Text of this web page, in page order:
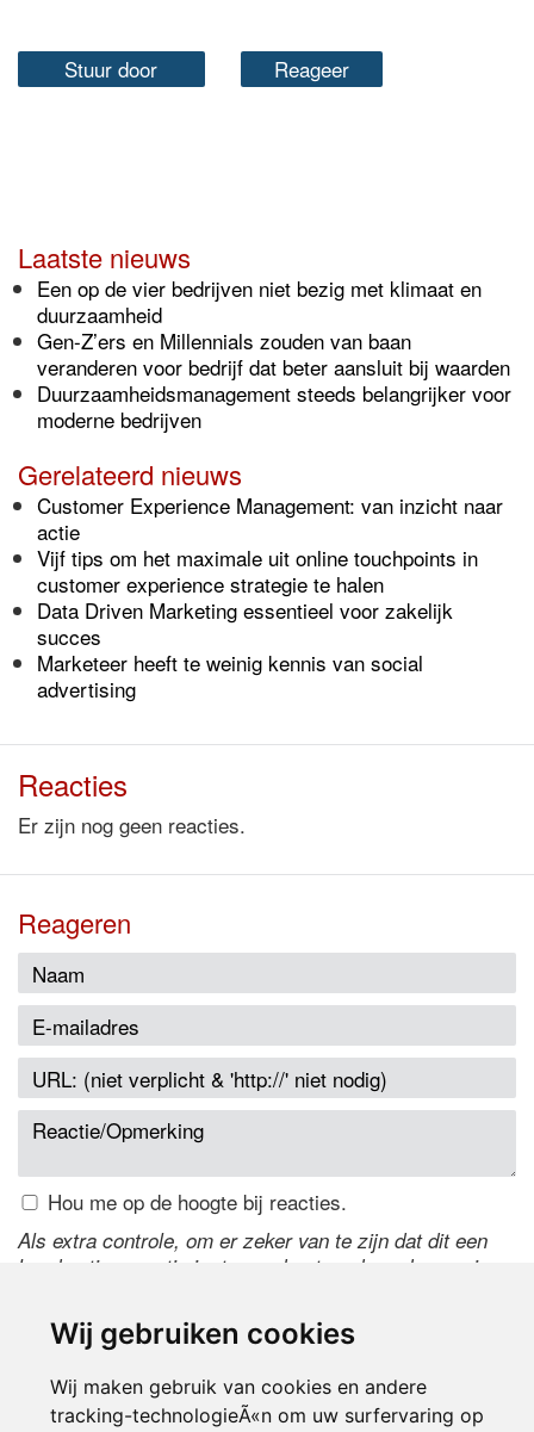
Wij gebruiken cookies
Wij maken gebruik van cookies en andere
tracking-technologieÃ«n om uw surfervaring op
Stuur door Reageer
Laatste nieuws
Een op de vier bedrijven niet bezig met klimaat en
duurzaamheid
Gen-Z’ers en Millennials zouden van baan
veranderen voor bedrijf dat beter aansluit bij waarden
Duurzaamheidsmanagement steeds belangrijker voor
moderne bedrijven
Gerelateerd nieuws
Customer Experience Management: van inzicht naar
actie
Vijf tips om het maximale uit online touchpoints in
customer experience strategie te halen
Data Driven Marketing essentieel voor zakelijk
succes
Marketeer heeft te weinig kennis van social
advertising
Reacties
Er zijn nog geen reacties.
Reageren
Hou me op de hoogte bij reacties.
Als extra controle, om er zeker van te zijn dat dit een
handmatige reactie is, typ onderstaande code over in
de code te wijzigen.